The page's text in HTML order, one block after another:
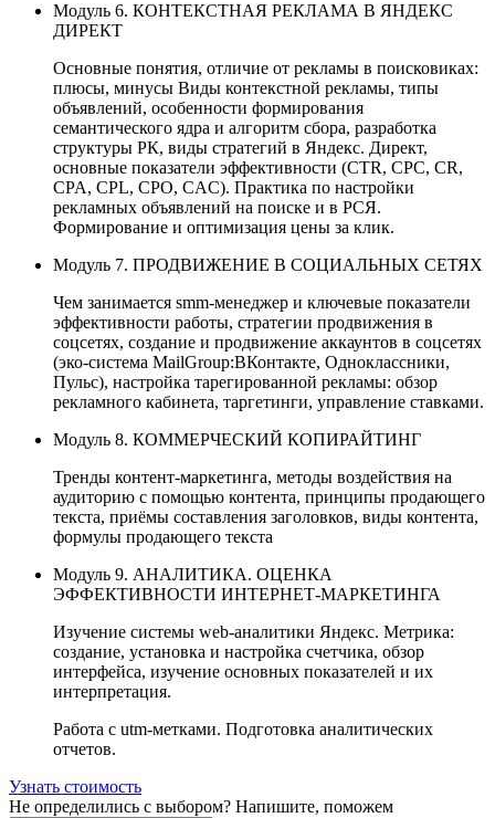
Модуль 6. КОНТЕКСТНАЯ РЕКЛАМА В ЯНДЕКС
ДИРЕКТ
Основные понятия, отличие от рекламы в поисковиках:
плюсы, минусы Виды контекстной рекламы, типы
объявлений, особенности формирования
семантического ядра и алгоритм сбора, разработка
структуры РК, виды стратегий в Яндекс. Директ,
основные показатели эффективности (CTR, CPC, CR,
CPA, CPL, CPO, CAC). Практика по настройки
рекламных объявлений на поиске и в РСЯ.
Формирование и оптимизация цены за клик.
Модуль 7. ПРОДВИЖЕНИЕ В СОЦИАЛЬНЫХ СЕТЯХ
Чем занимается smm-менеджер и ключевые показатели
эффективности работы, стратегии продвижения в
соцсетях, создание и продвижение аккаунтов в соцсетях
(эко-система MailGroup:ВКонтакте, Одноклассники,
Пульс), настройка тарегированной рекламы: обзор
рекламного кабинета, таргетинги, управление ставками.
Модуль 8. КОММЕРЧЕСКИЙ КОПИРАЙТИНГ
Тренды контент-маркетинга, методы воздействия на
аудиторию с помощью контента, принципы продающего
текста, приёмы составления заголовков, виды контента,
формулы продающего текста
Модуль 9. АНАЛИТИКА. ОЦЕНКА
ЭФФЕКТИВНОСТИ ИНТЕРНЕТ-МАРКЕТИНГА
Изучение системы web-аналитики Яндекс. Метрика:
создание, установка и настройка счетчика, обзор
интерфейса, изучение основных показателей и их
интерпретация.
Работа с utm-метками. Подготовка аналитических
отчетов.
Узнать стоимость
Не определились с выбором? Напишите, поможем